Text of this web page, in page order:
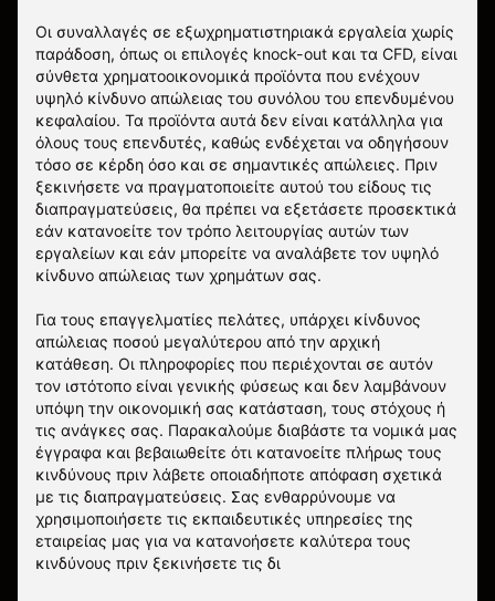
Οι συναλλαγές σε εξωχρηματιστηριακά εργαλεία χωρίς
παράδοση, όπως οι επιλογές knock-out και τα CFD, είναι
σύνθετα χρηματοοικονομικά προϊόντα που ενέχουν
υψηλό κίνδυνο απώλειας του συνόλου του επενδυμένου
κεφαλαίου. Τα προϊόντα αυτά δεν είναι κατάλληλα για
όλους τους επενδυτές, καθώς ενδέχεται να οδηγήσουν
τόσο σε κέρδη όσο και σε σημαντικές απώλειες. Πριν
ξεκινήσετε να πραγματοποιείτε αυτού του είδους τις
διαπραγματεύσεις, θα πρέπει να εξετάσετε προσεκτικά
εάν κατανοείτε τον τρόπο λειτουργίας αυτών των
εργαλείων και εάν μπορείτε να αναλάβετε τον υψηλό
κίνδυνο απώλειας των χρημάτων σας.
Για τους επαγγελματίες πελάτες, υπάρχει κίνδυνος
απώλειας ποσού μεγαλύτερου από την αρχική
κατάθεση. Οι πληροφορίες που περιέχονται σε αυτόν
τον ιστότοπο είναι γενικής φύσεως και δεν λαμβάνουν
υπόψη την οικονομική σας κατάσταση, τους στόχους ή
τις ανάγκες σας. Παρακαλούμε διαβάστε τα νομικά μας
έγγραφα και βεβαιωθείτε ότι κατανοείτε πλήρως τους
κινδύνους πριν λάβετε οποιαδήποτε απόφαση σχετικά
με τις διαπραγματεύσεις. Σας ενθαρρύνουμε να
χρησιμοποιήσετε τις εκπαιδευτικές υπηρεσίες της
εταιρείας μας για να κατανοήσετε καλύτερα τους
κινδύνους πριν ξεκινήσετε τις δι